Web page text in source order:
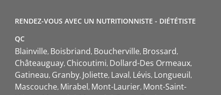
RENDEZ-VOUS AVEC UN NUTRITIONNISTE - DIÉTÉTISTE
QC
Blainville Boisbriand Boucherville Brossard
Châteauguay Chicoutimi Dollard-Des Ormeaux
Gatineau Granby Joliette Laval Lévis Longueuil
Mascouche Mirabel Mont-Laurier Mont-Saint-